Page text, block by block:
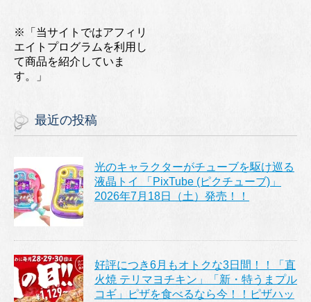
※「当サイトではアフィリ
エイトプログラムを利用し
て商品を紹介していま
す。」
最近の投稿
光のキャラクターがチューブを駆け巡る
液晶トイ 「PixTube (ピクチューブ)」
2026年7月18日（土）発売！！
好評につき6月もオトクな3日間！！「直
火焼 テリマヨチキン」「新・特うまプル
コギ」ピザを食べるなら今！！ピザハッ